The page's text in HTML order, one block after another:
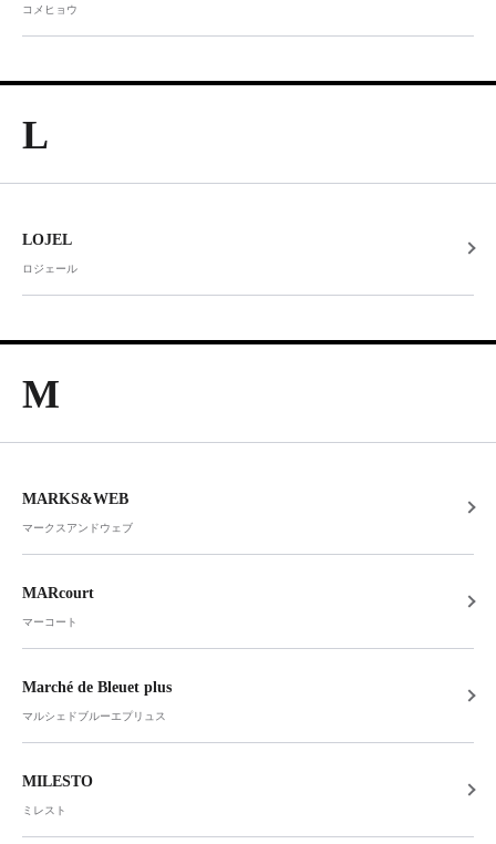
コメヒョウ
L
LOJEL
ロジェール
M
MARKS&WEB
マークスアンドウェブ
MARcourt
マーコート
Marché de Bleuet plus
マルシェドブルーエプリュス
MILESTO
ミレスト